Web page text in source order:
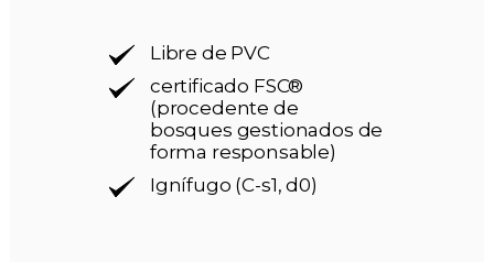
Libre de PVC
certificado FSC®
(procedente de
bosques gestionados de
forma responsable)
Ignífugo (C-s1, d0)